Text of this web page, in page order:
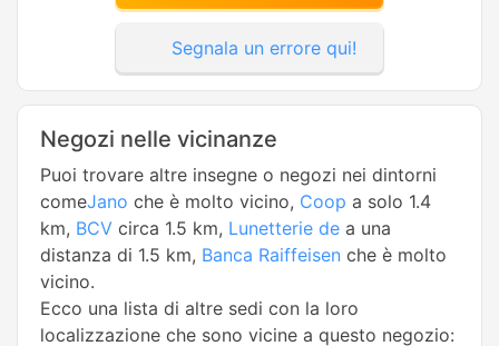
Segnala un errore qui!
Negozi nelle vicinanze
Puoi trovare altre insegne o negozi nei dintorni
comeJano che è molto vicino, Coop a solo 1.4
km, BCV circa 1.5 km, Lunetterie de a una
distanza di 1.5 km, Banca Raiffeisen che è molto
vicino.
Ecco una lista di altre sedi con la loro
localizzazione che sono vicine a questo negozio: